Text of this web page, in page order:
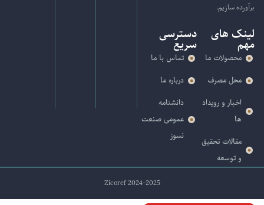
برآورده سازیم.
لینک های
مهم
محصولات ما
محل مصرف
اخبار و رویداد
ها
مقالات تحقیق
و توسعه
دسترسی
سریع
تماس با ما
درباره ما
دانشنامه
عمومی صنعت
نسوز
Zicoref 2024-2025